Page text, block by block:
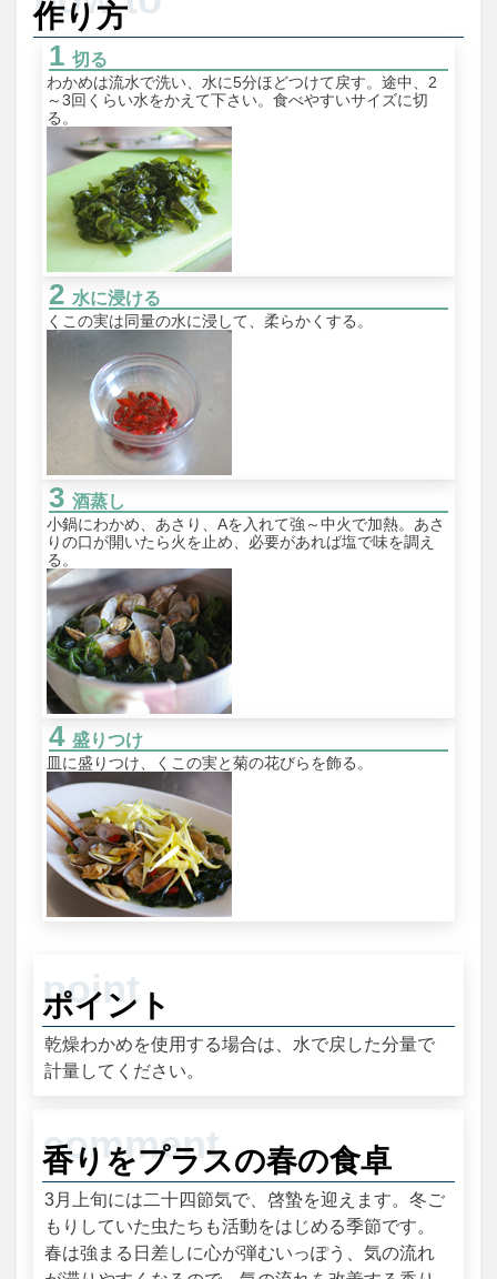
作り方
切る
わかめは流水で洗い、水に5分ほどつけて戻す。途中、2
～3回くらい水をかえて下さい。食べやすいサイズに切
る。
水に浸ける
くこの実は同量の水に浸して、柔らかくする。
酒蒸し
小鍋にわかめ、あさり、Aを入れて強～中火で加熱。あさ
りの口が開いたら火を止め、必要があれば塩で味を調え
る。
盛りつけ
皿に盛りつけ、くこの実と菊の花びらを飾る。
ポイント
乾燥わかめを使用する場合は、水で戻した分量で
計量してください。
香りをプラスの春の食卓
3月上旬には二十四節気で、啓蟄を迎えます。冬ご
もりしていた虫たちも活動をはじめる季節です。
春は強まる日差しに心が弾むいっぽう、気の流れ